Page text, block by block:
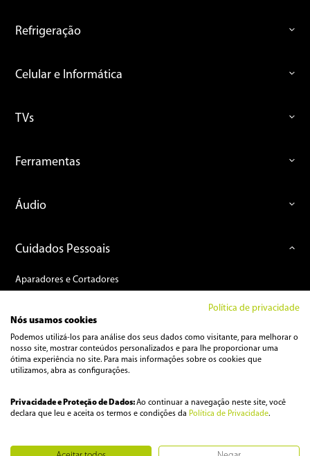
Refrigeração
Celular e Informática
TVs
Ferramentas
Áudio
Cuidados Pessoais
Aparadores e Cortadores
Escovas e Cacheadores
Depiladores
Kit Cuidados Pessoais
Pranchas
Secadores de Cabelo
Política de privacidade
Nós usamos cookies
Podemos utilizá-los para análise dos seus dados como visitante, para melhorar o
nosso site, mostrar conteúdos personalizados e para lhe proporcionar uma
ótima experiência no site. Para mais informações sobre os cookies que
utilizamos, abra as configurações.
Privacidade e Proteção de Dados:Ao continuar a navegação neste site, você
declara que leu e aceita os termos e condições da Política de Privacidade.